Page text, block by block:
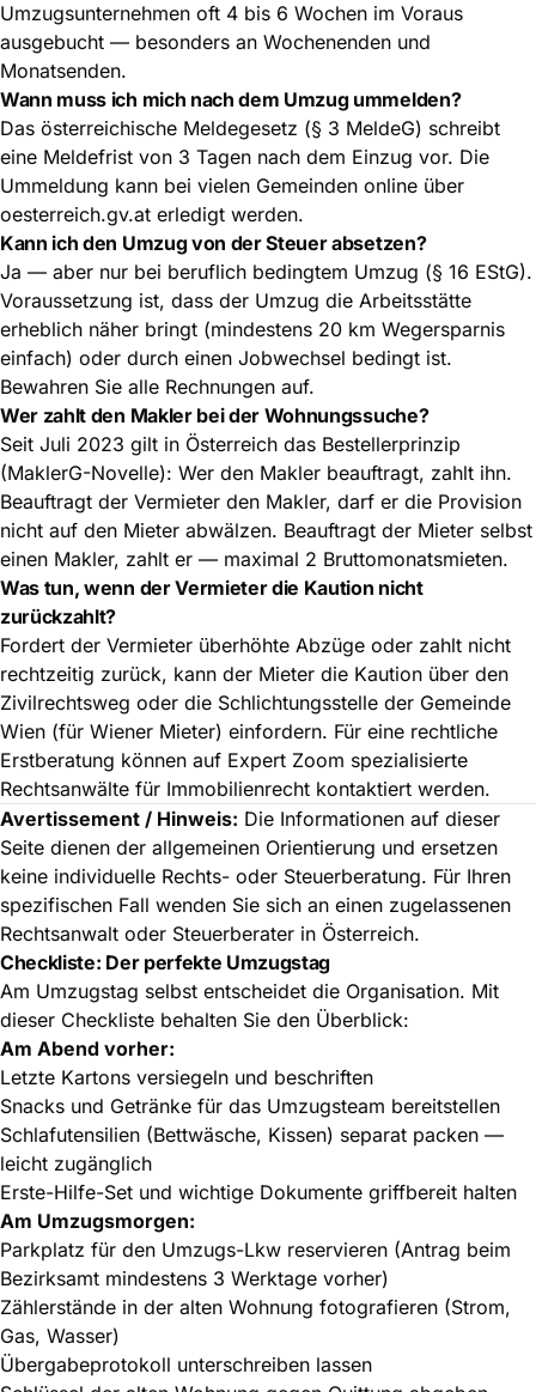
Umzugsunternehmen oft 4 bis 6 Wochen im Voraus
ausgebucht — besonders an Wochenenden und
Monatsenden.
Wann muss ich mich nach dem Umzug ummelden?
Das österreichische Meldegesetz (§ 3 MeldeG) schreibt
eine Meldefrist von 3 Tagen nach dem Einzug vor. Die
Ummeldung kann bei vielen Gemeinden online über
oesterreich.gv.at erledigt werden.
Kann ich den Umzug von der Steuer absetzen?
Ja — aber nur bei beruflich bedingtem Umzug (§ 16 EStG).
Voraussetzung ist, dass der Umzug die Arbeitsstätte
erheblich näher bringt (mindestens 20 km Wegersparnis
einfach) oder durch einen Jobwechsel bedingt ist.
Bewahren Sie alle Rechnungen auf.
Wer zahlt den Makler bei der Wohnungssuche?
Seit Juli 2023 gilt in Österreich das Bestellerprinzip
(MaklerG-Novelle): Wer den Makler beauftragt, zahlt ihn.
Beauftragt der Vermieter den Makler, darf er die Provision
nicht auf den Mieter abwälzen. Beauftragt der Mieter selbst
einen Makler, zahlt er — maximal 2 Bruttomonatsmieten.
Was tun, wenn der Vermieter die Kaution nicht
zurückzahlt?
Fordert der Vermieter überhöhte Abzüge oder zahlt nicht
rechtzeitig zurück, kann der Mieter die Kaution über den
Zivilrechtsweg oder die Schlichtungsstelle der Gemeinde
Wien (für Wiener Mieter) einfordern. Für eine rechtliche
Erstberatung können auf Expert Zoom spezialisierte
Rechtsanwälte für Immobilienrecht kontaktiert werden.
Avertissement / Hinweis: Die Informationen auf dieser
Seite dienen der allgemeinen Orientierung und ersetzen
keine individuelle Rechts- oder Steuerberatung. Für Ihren
spezifischen Fall wenden Sie sich an einen zugelassenen
Rechtsanwalt oder Steuerberater in Österreich.
Checkliste: Der perfekte Umzugstag
Am Umzugstag selbst entscheidet die Organisation. Mit
dieser Checkliste behalten Sie den Überblick:
Am Abend vorher:
Letzte Kartons versiegeln und beschriften
Snacks und Getränke für das Umzugsteam bereitstellen
Schlafutensilien (Bettwäsche, Kissen) separat packen —
leicht zugänglich
Erste-Hilfe-Set und wichtige Dokumente griffbereit halten
Am Umzugsmorgen:
Parkplatz für den Umzugs-Lkw reservieren (Antrag beim
Bezirksamt mindestens 3 Werktage vorher)
Zählerstände in der alten Wohnung fotografieren (Strom,
Gas, Wasser)
Übergabeprotokoll unterschreiben lassen